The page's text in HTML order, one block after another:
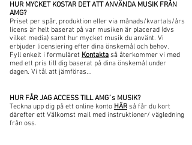
HUR MYCKET KOSTAR DET ATT ANVÄNDA MUSIK FRÅN
AMG?
Priset per spår, produktion eller via månads/kvartals/års
licens är helt baserat på var musiken är placerad (dvs
vilket media) samt hur mycket musik du använt. Vi
erbjuder licensiering efter dina önskemål och behov.
Fyll enkelt i formuläret Kontakta så återkommer vi med
med ett pris till dig baserat på dina önskemål under
dagen. Vi tål att jämföras...
HUR FÅR JAG ACCESS TILL AMG´s MUSIK?
Teckna upp dig på ett online konto HÄR så får du kort
därefter ett Välkomst mail med instruktioner/ vägledning
från oss.